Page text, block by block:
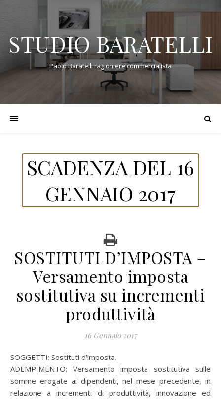
STUDIO BARATELLI
Paolo Baratelli ragioniere commercialista
SCADENZA DEL 16
GENNAIO 2017
SOSTITUTI D’IMPOSTA –
Versamento imposta
sostitutiva su incrementi
produttività
16 Gennaio 2017
SOGGETTI: Sostituti d’imposta.
ADEMPIMENTO: Versamento imposta sostitutiva sulle
somme erogate ai dipendenti, nel mese precedente, in
relazione a incrementi di produttività, innovazione ed